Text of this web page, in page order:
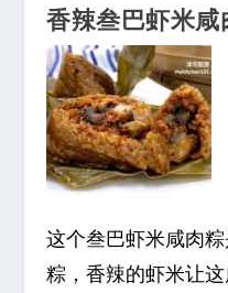
香辣叁巴虾米咸
这个叁巴虾米咸肉
粽，香辣的虾米让